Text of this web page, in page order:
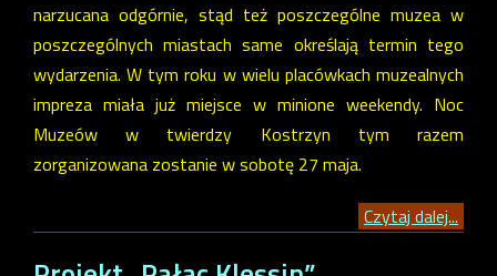
narzucana odgórnie, stąd też poszczególne muzea w
poszczególnych miastach same określają termin tego
wydarzenia. W tym roku w wielu placówkach muzealnych
impreza miała już miejsce w minione weekendy. Noc
Muzeów w twierdzy Kostrzyn tym razem
zorganizowana zostanie w sobotę 27 maja.
Czytaj dalej...